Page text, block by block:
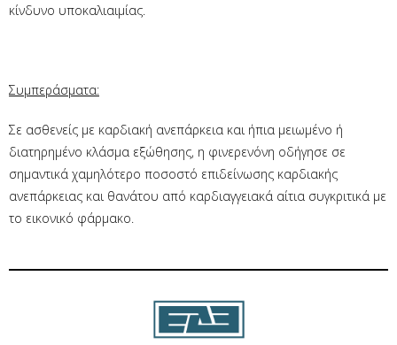
κίνδυνο υποκαλιαιμίας.
Συμπεράσματα:
Σε ασθενείς με καρδιακή ανεπάρκεια και ήπια μειωμένο ή
διατηρημένο κλάσμα εξώθησης, η φινερενόνη οδήγησε σε
σημαντικά χαμηλότερο ποσοστό επιδείνωσης καρδιακής
ανεπάρκειας και θανάτου από καρδιαγγειακά αίτια συγκριτικά με
το εικονικό φάρμακο.